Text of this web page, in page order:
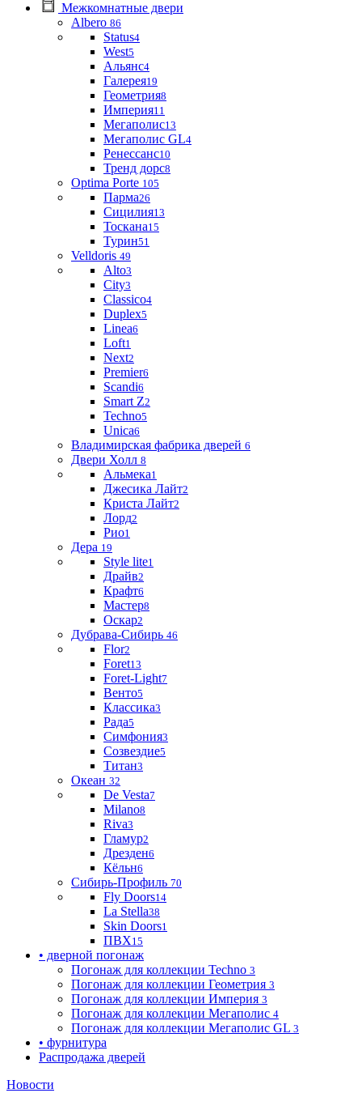
Межкомнатные двери
Albero 86
Status4
West5
Альянс4
Галерея19
Геометрия8
Империя11
Мегаполис13
Мегаполис GL4
Ренессанс10
Тренд дорс8
Optima Porte 105
Парма26
Сицилия13
Тоскана15
Турин51
Velldoris 49
Alto3
City3
Classico4
Duplex5
Linea6
Loft1
Next2
Premier6
Scandi6
Smart Z2
Techno5
Unica6
Владимирская фабрика дверей 6
Двери Холл 8
Альмека1
Джесика Лайт2
Криста Лайт2
Лорд2
Рио1
Дера 19
Style lite1
Драйв2
Крафт6
Мастер8
Оскар2
Дубрава-Сибирь 46
Flor2
Foret13
Foret-Light7
Венто5
Классика3
Рада5
Симфония3
Созвездие5
Титан3
Океан 32
De Vesta7
Milano8
Riva3
Гламур2
Дрезден6
Кёльн6
Сибирь-Профиль 70
Fly Doors14
La Stella38
Skin Doors1
ПВХ15
• дверной погонаж
Погонаж для коллекции Techno 3
Погонаж для коллекции Геометрия 3
Погонаж для коллекции Империя 3
Погонаж для коллекции Мегаполис 4
Погонаж для коллекции Мегаполис GL 3
• фурнитура
Распродажа дверей
Новости